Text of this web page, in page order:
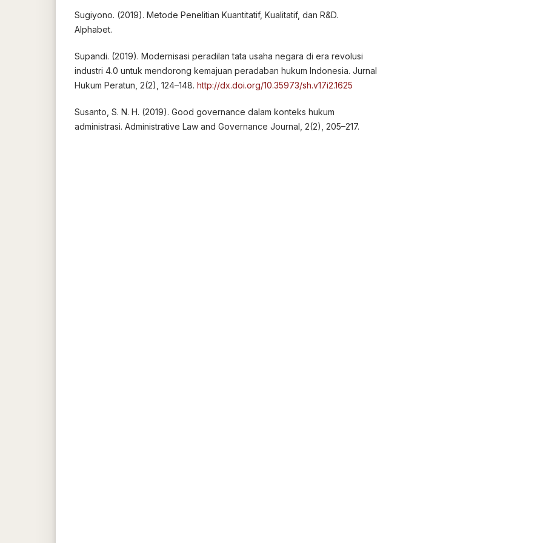
Sugiyono. (2019). Metode Penelitian Kuantitatif, Kualitatif, dan R&D.
Alphabet.
Supandi. (2019). Modernisasi peradilan tata usaha negara di era revolusi
industri 4.0 untuk mendorong kemajuan peradaban hukum Indonesia. Jurnal
Hukum Peratun, 2(2), 124–148. http://dx.doi.org/10.35973/sh.v17i2.1625
Susanto, S. N. H. (2019). Good governance dalam konteks hukum
administrasi. Administrative Law and Governance Journal, 2(2), 205–217.